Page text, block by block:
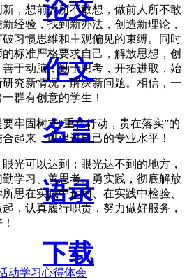
论文
作文
名言
语录
下载
，想前人所不敢想，做前人所不敢
经验，找到新办法，创造新理论，
习惯思维和主观偏见的束缚。同时
标准严格要求自己，解放思想，创
于动脑，勤于思考，开拓进取，始
究新情况，解决新问题。相信，一
群有创意的学生！
固树立“重在行动，贵在落实”的
起来，以促进自己的专业水平！
可以达到；眼光达不到的地方，
学习、善思考、勇实践，彻底解放
思在实践中运用、在实践中检验、
，认真履行职责，努力做好服务，
动学习心得体会